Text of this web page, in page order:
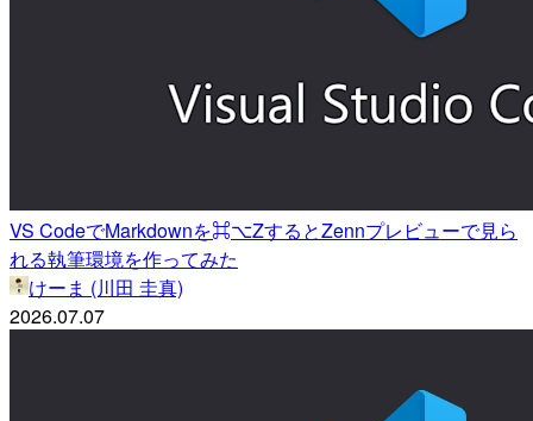
VS CodeでMarkdownを⌘⌥ZするとZennプレビューで見ら
れる執筆環境を作ってみた
けーま (川田 圭真)
2026.07.07